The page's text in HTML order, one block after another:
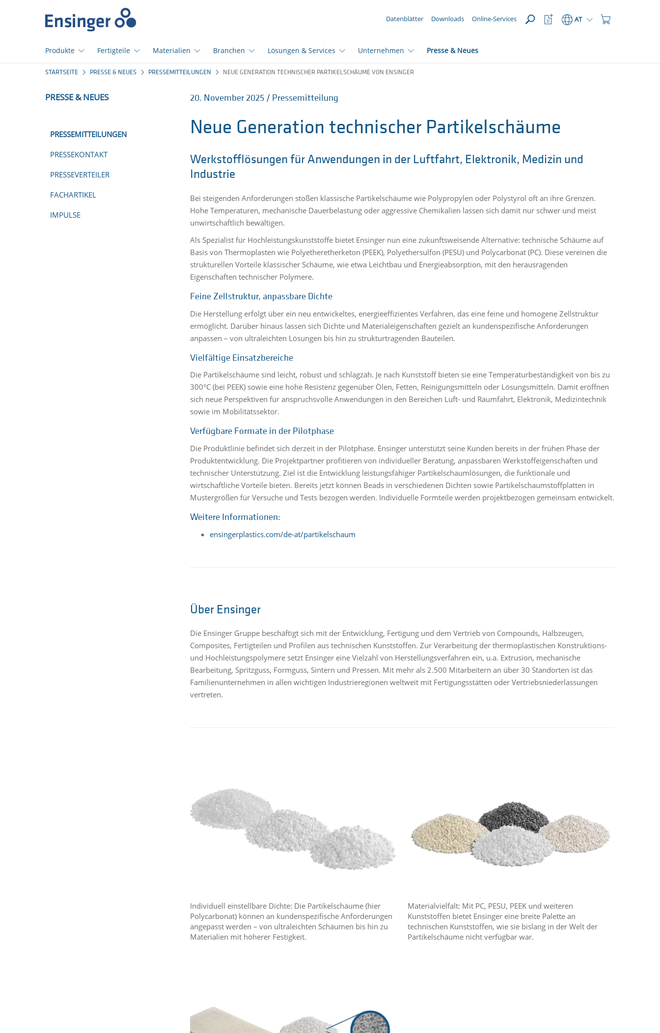
home_logo_aria
Datenblätter Downloads Online-Services AT
meta_navi_watchlist_icon_aria
Produkte Fertigteile Materialien Branchen Lösungen & Services Unternehmen Presse & Neues
STARTSEITE PRESSE & NEUES PRESSEMITTEILUNGEN NEUE GENERATION TECHNISCHER PARTIKELSCHÄUME VON ENSINGER
PRESSE & NEUES
PRESSEMITTEILUNGEN
PRESSEKONTAKT
PRESSEVERTEILER
FACHARTIKEL
IMPULSE
20. November 2025 / Pressemitteilung
Neue Generation technischer Partikelschäume
Werkstofflösungen für Anwendungen in der Luftfahrt, Elektronik, Medizin und
Industrie
Bei steigenden Anforderungen stoßen klassische Partikelschäume wie Polypropylen oder Polystyrol oft an ihre Grenzen.
Hohe Temperaturen, mechanische Dauerbelastung oder aggressive Chemikalien lassen sich damit nur schwer und meist
unwirtschaftlich bewältigen.
Als Spezialist für Hochleistungskunststoffe bietet Ensinger nun eine zukunftsweisende Alternative: technische Schäume auf
Basis von Thermoplasten wie Polyetheretherketon (PEEK), Polyethersulfon (PESU) und Polycarbonat (PC). Diese vereinen die
strukturellen Vorteile klassischer Schäume, wie etwa Leichtbau und Energieabsorption, mit den herausragenden
Eigenschaften technischer Polymere.
Feine Zellstruktur, anpassbare Dichte
Die Herstellung erfolgt über ein neu entwickeltes, energieeffizientes Verfahren, das eine feine und homogene Zellstruktur
ermöglicht. Darüber hinaus lassen sich Dichte und Materialeigenschaften gezielt an kundenspezifische Anforderungen
anpassen – von ultraleichten Lösungen bis hin zu strukturtragenden Bauteilen.
Vielfältige Einsatzbereiche
Die Partikelschäume sind leicht, robust und schlagzäh. Je nach Kunststoff bieten sie eine Temperaturbeständigkeit von bis zu
300°C (bei PEEK) sowie eine hohe Resistenz gegenüber Ölen, Fetten, Reinigungsmitteln oder Lösungsmitteln. Damit eröffnen
sich neue Perspektiven für anspruchsvolle Anwendungen in den Bereichen Luft- und Raumfahrt, Elektronik, Medizintechnik
sowie im Mobilitätssektor.
Verfügbare Formate in der Pilotphase
Die Produktlinie befindet sich derzeit in der Pilotphase. Ensinger unterstützt seine Kunden bereits in der frühen Phase der
Produktentwicklung. Die Projektpartner profitieren von individueller Beratung, anpassbaren Werkstoffeigenschaften und
technischer Unterstützung. Ziel ist die Entwicklung leistungsfähiger Partikelschaumlösungen, die funktionale und
wirtschaftliche Vorteile bieten. Bereits jetzt können Beads in verschiedenen Dichten sowie Partikelschaumstoffplatten in
Mustergrößen für Versuche und Tests bezogen werden. Individuelle Formteile werden projektbezogen gemeinsam entwickelt.
Weitere Informationen:
ensingerplastics.com/de-at/partikelschaum
Über Ensinger
Die Ensinger Gruppe beschäftigt sich mit der Entwicklung, Fertigung und dem Vertrieb von Compounds, Halbzeugen,
Composites, Fertigteilen und Profilen aus technischen Kunststoffen. Zur Verarbeitung der thermoplastischen Konstruktions-
und Hochleistungspolymere setzt Ensinger eine Vielzahl von Herstellungsverfahren ein, u.a. Extrusion, mechanische
Bearbeitung, Spritzguss, Formguss, Sintern und Pressen. Mit mehr als 2.500 Mitarbeitern an über 30 Standorten ist das
Familienunternehmen in allen wichtigen Industrieregionen weltweit mit Fertigungsstätten oder Vertriebsniederlassungen
vertreten.
Individuell einstellbare Dichte: Die Partikelschäume (hier
Polycarbonat) können an kundenspezifische Anforderungen
angepasst werden – von ultraleichten Schäumen bis hin zu
Materialien mit höherer Festigkeit.
Materialvielfalt: Mit PC, PESU, PEEK und weiteren
Kunststoffen bietet Ensinger eine breite Palette an
technischen Kunststoffen, wie sie bislang in der Welt der
Partikelschäume nicht verfügbar war.